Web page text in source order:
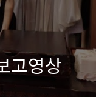
고영상